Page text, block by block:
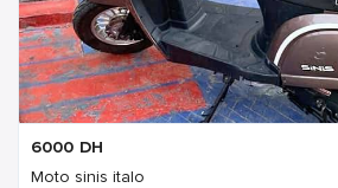
6000 DH
Moto sinis italo